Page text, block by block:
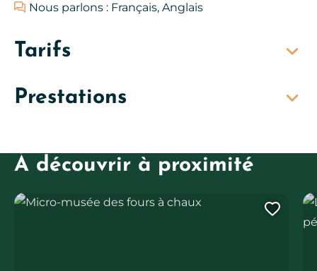
Nous parlons : Français, Anglais
Tarifs
Prestations
À découvrir à proximité
Micro-musée des fours à chaux